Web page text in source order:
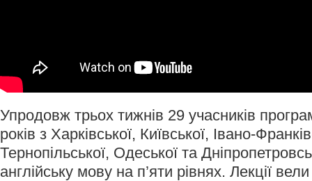
Упродовж трьох тижнів 29 учасників
років з Харківської, Київської, Івано-
Тернопільської, Одеської та
англійську мову на п’яти рівнях. Лекції